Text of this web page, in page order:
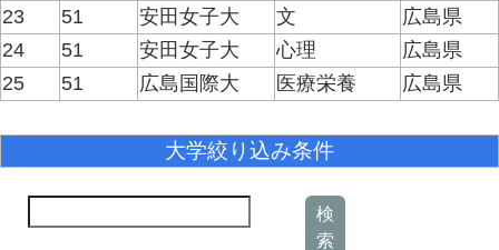
23
51 安田女子大 文
広島県
24
51 安田女子大 心理
広島県
25
51 広島国際大 医療栄養 広島県
大学絞り込み条件
検
索